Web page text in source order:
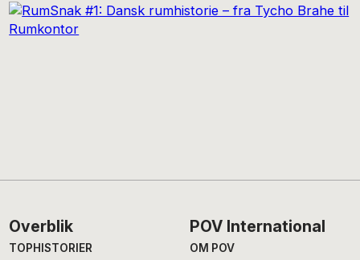
Footer
Overblik
TOPHISTORIER
POV International
OM POV